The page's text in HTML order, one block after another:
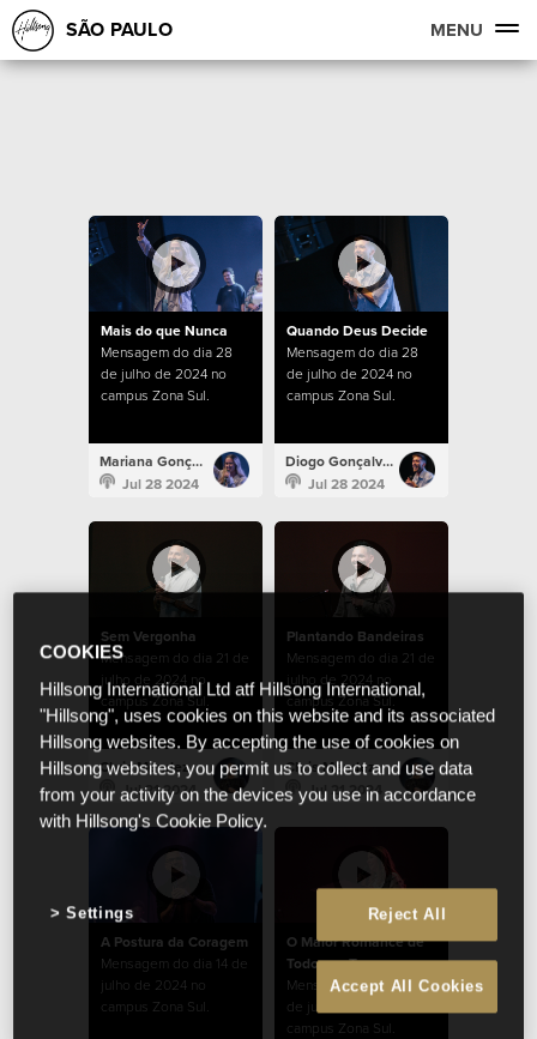
SÃO PAULO MENU
Mais do que Nunca
Mensagem do dia 28
de julho de 2024 no
campus Zona Sul.
Mariana Gonçalves
Jul 28 2024
Quando Deus Decide
Mensagem do dia 28
de julho de 2024 no
campus Zona Sul.
Diogo Gonçalves
Jul 28 2024
Sem Vergonha
Mensagem do dia 21 de
julho de 2024 no
campus Zona Sul.
Chris Mendez
Jul 21 2024
Plantando Bandeiras
Mensagem do dia 21 de
julho de 2024 no
campus Zona Sul.
Chris Mendez
Jul 21 2024
A Postura da Coragem
Mensagem do dia 14 de
julho de 2024 no
campus Zona Sul.
O Maior Romance de
Todos os Tempos
Mensagem do dia 07
de julho de 2024 no
campus Zona Sul.
COOKIES
Hillsong International Ltd atf Hillsong International,
"Hillsong", uses cookies on this website and its associated
Hillsong websites. By accepting the use of cookies on
Hillsong websites, you permit us to collect and use data
from your activity on the devices you use in accordance
with Hillsong's Cookie Policy.
Reject All
Accept All Cookies
Settings